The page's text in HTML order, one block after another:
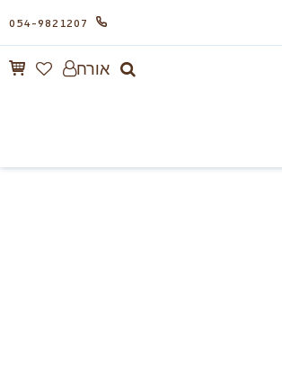
054-9821207
אורח